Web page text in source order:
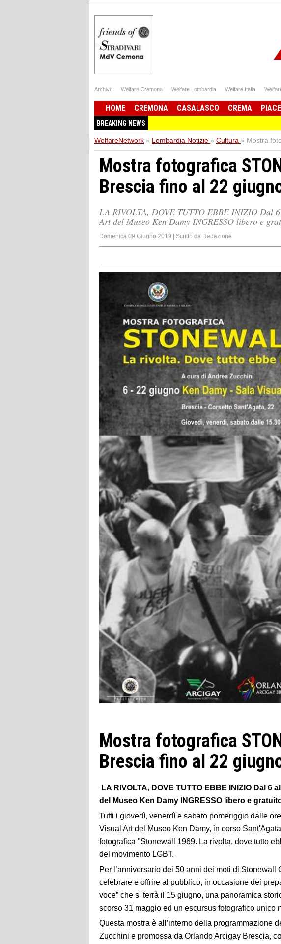
Archivi: Welfare Cremona Welfare Lombardia Welfare Italia
HOME CREMONA CASALASCO CREMA
BREAKING NEWS
WelfareNetwork » Lombardia Notizie » Cultura » Mostra
Mostra fotografica
Brescia fino al 22
LA RIVOLTA, DOVE TUTTO EBBE INIZIO Dal
Art del Museo Ken Damy INGRESSO libero e
Domenica 09 Giugno 2019 | Scritto da Redazione
Mostra fotografica
Brescia fino al 22
LA RIVOLTA, DOVE TUTTO EBBE INIZIO Dal 6
del Museo Ken Damy INGRESSO libero e
Tutti i giovedì, venerdì e sabato pomeriggio dalle
Visual Art del Museo Ken Damy, in corso
fotografica "Stonewall 1969. La rivolta, dove tutto
del movimento LGBT.
Per l’anniversario dei 50 anni dei moti di Stonewall
celebrare e offrire al pubblico, in occasione dei
voce” che si terrà il 15 giugno, una panoramica
scorso 31 maggio ed un escursus fotografico unico
Questa mostra è all’interno della programmazione
Zucchini e promossa da Orlando Arcigay Brescia,